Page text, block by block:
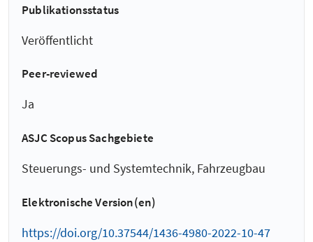
Publikationsstatus
Veröffentlicht
Peer-reviewed
Ja
ASJC Scopus Sachgebiete
Steuerungs- und Systemtechnik, Fahrzeugbau
Elektronische Version(en)
https://doi.org/10.37544/1436-4980-2022-10-47